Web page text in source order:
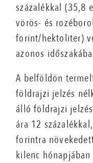
százalékkal (35,8
vörös- és
forint/hektoliter)
azonos
A belföldön
földrajzi jelzés
álló földrajzi
ára 12
forintra
kilenc